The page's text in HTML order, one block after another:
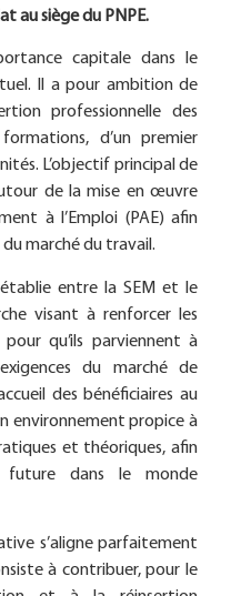
au siège du PNPE.
capitale dans le
Il a pour ambition de
professionnelle des
d’un premier
L’objectif principal de
de la mise en œuvre
à l’Emploi (PAE) afin
marché du travail.
entre la SEM et le
visant à renforcer les
qu’ils parviennent à
du marché de
des bénéficiaires au
environnement propice à
et théoriques, afin
dans le monde
s’aligne parfaitement
à contribuer, pour le